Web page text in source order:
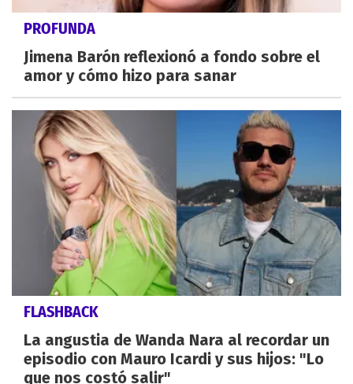
PROFUNDA
Jimena Barón reflexionó a fondo sobre el
amor y cómo hizo para sanar
FLASHBACK
La angustia de Wanda Nara al recordar un
episodio con Mauro Icardi y sus hijos: "Lo
que nos costó salir"